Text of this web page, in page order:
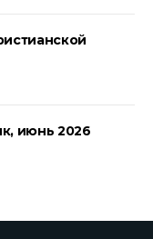
июнь 2026